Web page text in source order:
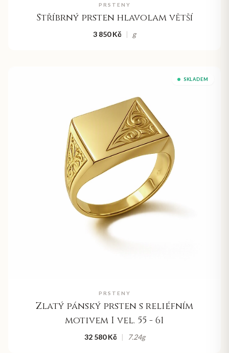
PRSTENY
Stříbrný prsten hlavolam větší
3 850 Kč | g
SKLADEM
PRSTENY
Zlatý pánský prsten s reliéfním
motivem I vel. 55 - 61
32 580 Kč | 7.24g